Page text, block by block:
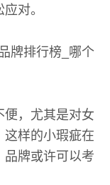
对。
便，尤其是对女
这样的小瑕疵在
品牌或许可以考